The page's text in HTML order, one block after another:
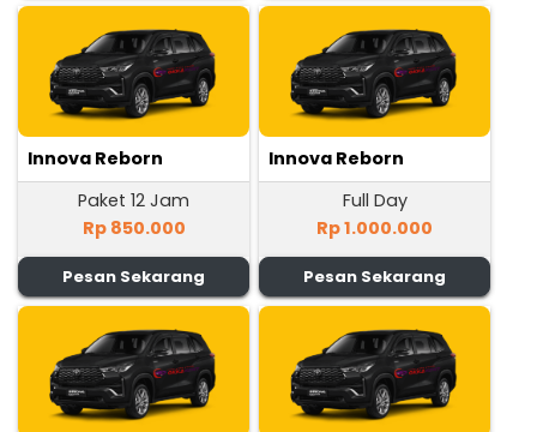
Innova Reborn
Paket 12 Jam
Rp 850.000
Pesan Sekarang
Innova Reborn
Full Day
Rp 1.000.000
Pesan Sekarang